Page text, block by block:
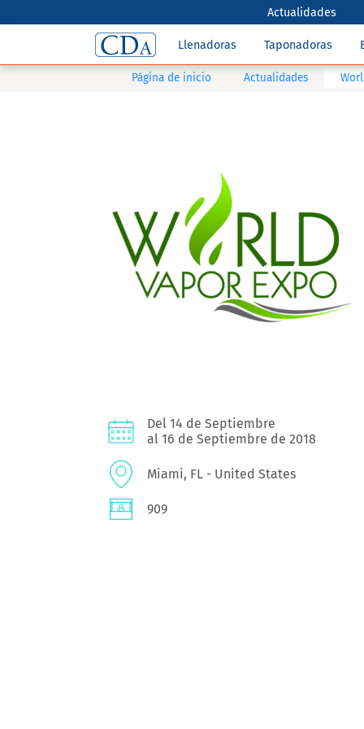
Actualidades
Llenadoras Taponadoras
Página de inicio Actualidades
Del 14 de Septiembre
al 16 de Septiembre de 2018
Miami, FL - United States
909